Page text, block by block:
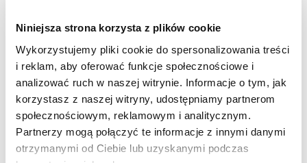
Niniejsza strona korzysta z plików cookie
Wykorzystujemy pliki cookie do spersonalizowania treści
i reklam, aby oferować funkcje społecznościowe i
analizować ruch w naszej witrynie. Informacje o tym, jak
korzystasz z naszej witryny, udostępniamy partnerom
społecznościowym, reklamowym i analitycznym.
Partnerzy mogą połączyć te informacje z innymi danymi
otrzymanymi od Ciebie lub uzyskanymi podczas